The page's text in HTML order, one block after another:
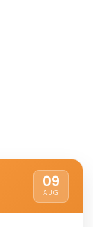
09
AUG